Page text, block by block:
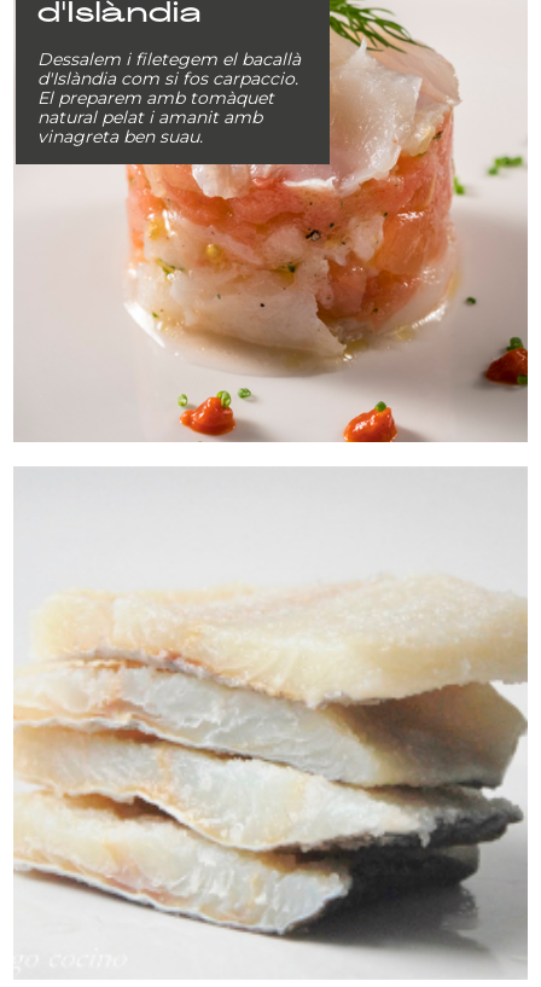
d'Islàndia
Dessalem i filetegem el bacallà
d'Islàndia com si fos carpaccio.
El preparem amb tomàquet
natural pelat i amanit amb
vinagreta ben suau.